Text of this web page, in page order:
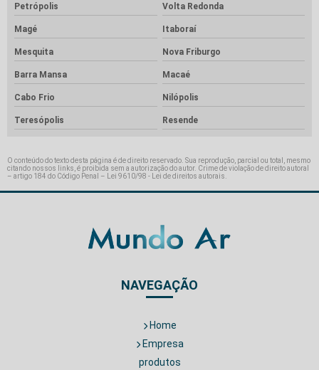
Petrópolis Volta Redonda
Magé Itaboraí
Mesquita Nova Friburgo
Barra Mansa Macaé
Cabo Frio Nilópolis
Teresópolis Resende
O conteúdo do texto desta página é de direito reservado. Sua reprodução, parcial ou total, mesmo
citando nossos links, é proibida sem a autorização do autor. Crime de violação de direito autoral
– artigo 184 do Código Penal –
Lei 9610/98 - Lei de direitos autorais
NAVEGAÇÃO
Home
Empresa
produtos